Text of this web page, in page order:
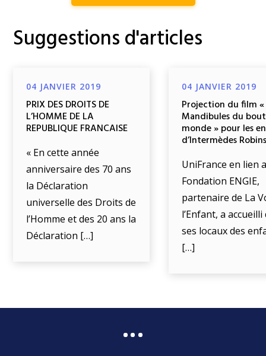
Suggestions d'articles
04 JANVIER 2019
PRIX DES DROITS DE
L’HOMME DE LA
REPUBLIQUE FRANCAISE
« En cette année
anniversaire des 70 ans
la Déclaration
universelle des Droits de
l’Homme et des 20 ans la
Déclaration […]
04 JANVIER 2019
Projection du film «
Mandibules du
monde » pour les
d’Intermèdes
UniFrance en lien
Fondation ENGIE,
partenaire de La
l’Enfant, a accueilli
ses locaux des
[…]